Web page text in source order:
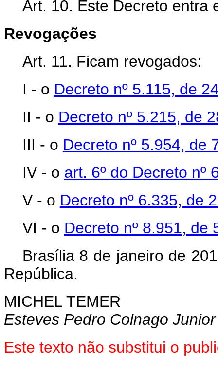
Art. 10. Este Decreto entra
Revogações
Art. 11. Ficam revogados:
I - o Decreto nº 5.115, de
II - o Decreto nº 5.215, de
III - o Decreto nº 5.954, de
IV - o art. 6º do Decreto
V - o Decreto nº 6.335, de
VI - o Decreto nº 8.951,
Brasília 8 de janeiro de
República.
MICHEL TEMER
Esteves Pedro Colnago Junior
Este texto não substitui o